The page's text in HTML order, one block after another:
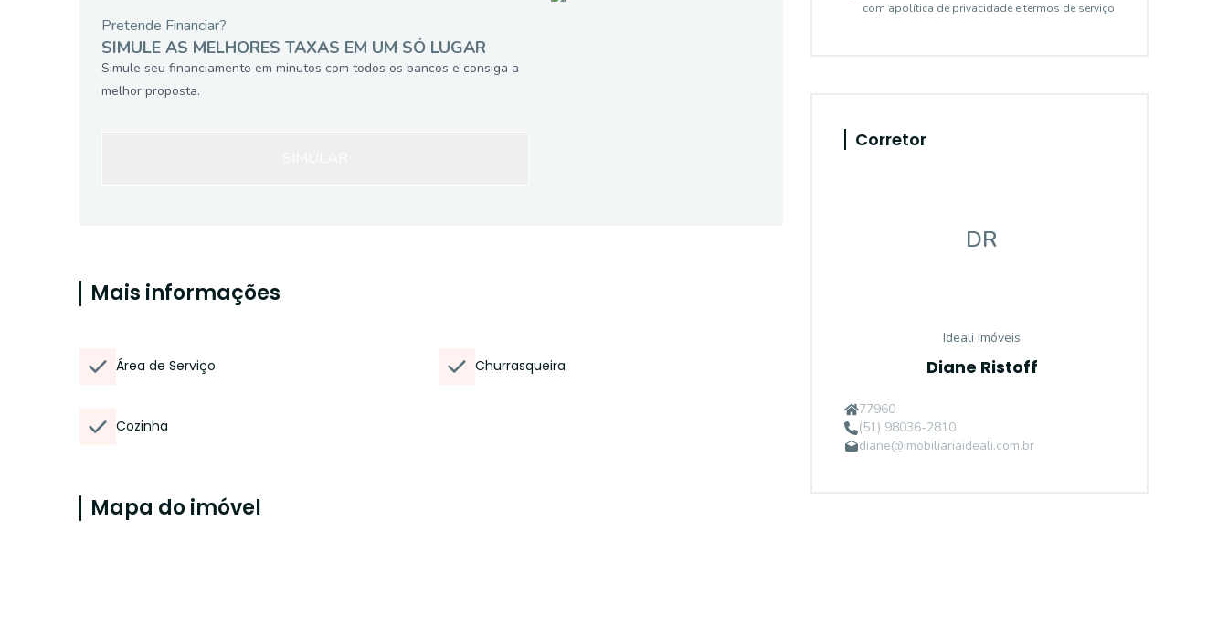
Pretende Financiar?
SIMULE AS MELHORES TAXAS EM UM SÓ LUGAR
Simule seu financiamento em minutos com todos os bancos e consiga a
melhor proposta.
Mais informações
Área de Serviço Churrasqueira
Cozinha
Mapa do imóvel
com apolítica de privacidade e termos de serviço
Corretor
DR
Ideali Imóveis
Diane Ristoff
77960
(51) 98036-2810
diane@imobiliariaideali.com.br